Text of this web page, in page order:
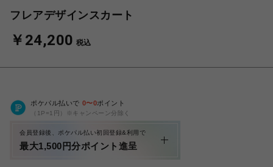
フレアデザインスカート
￥24,200 税込
ポケパル払いで 0〜0ポイント
（1P=1円）※キャンペーン分除く
会員登録後、ポケパル払い初回登録&利用で
最大1,500円分ポイント進呈